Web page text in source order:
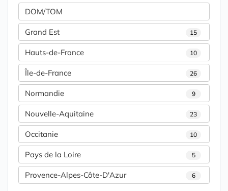
DOM/TOM
Grand Est 15
Hauts-de-France 10
Île-de-France 26
Normandie 9
Nouvelle-Aquitaine 23
Occitanie 10
Pays de la Loire 5
Provence-Alpes-Côte-D'Azur 6